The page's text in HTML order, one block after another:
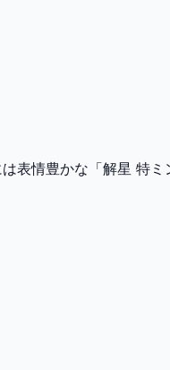
表情豊かな「解星 特